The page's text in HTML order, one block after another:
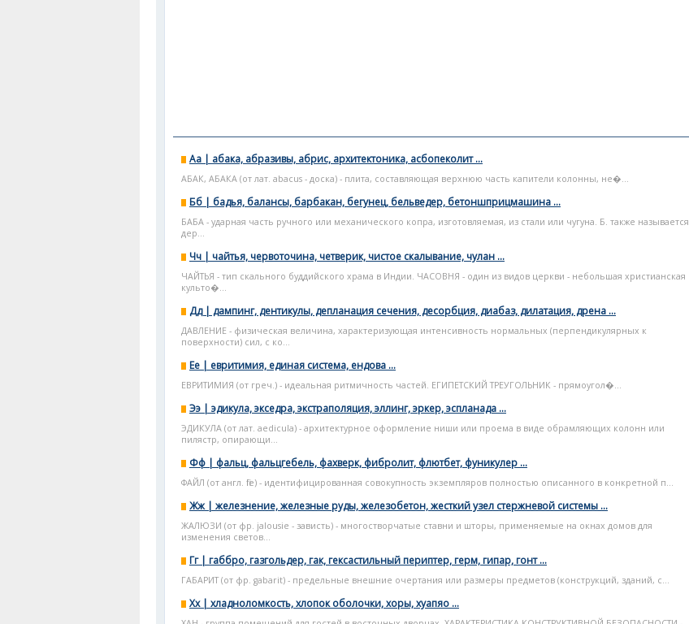
Аа | абака, абразивы, абрис, архитектоника, асбопеколит ...
АБАК, АБАКА (от лат. abacus - доска) - плита, составляющая верхнюю часть капители колонны, не�...
Бб | бадья, балансы, барбакан, бегунец, бельведер, бетоншприцмашина ...
БАБА - ударная часть ручного или механического копра, изготовляемая, из стали или чугуна. Б. также называется
дер...
Чч | чайтья, червоточина, четверик, чистое скалывание, чулан ...
ЧАЙТЬЯ - тип скального буддийского храма в Индии. ЧАСОВНЯ - один из видов церкви - небольшая христианская
культо�...
Дд | дампинг, дентикулы, депланация сечения, десорбция, диабаз, дилатация, дрена ...
ДАВЛЕНИЕ - физическая величина, характеризующая интенсивность нормальных (перпендикулярных к
поверхности) сил, с ко...
Ее | евритимия, единая система, ендова ...
ЕВРИТИМИЯ (от греч.) - идеальная ритмичность частей. ЕГИПЕТСКИЙ ТРЕУГОЛЬНИК - прямоугол�...
Ээ | эдикула, экседра, экстраполяция, эллинг, эркер, эспланада ...
ЭДИКУЛА (от лат. aedicula) - архитектурное оформление ниши или проема в виде обрамляющих колонн или
пилястр, опирающи...
Фф | фальц, фальцгебель, фахверк, фибролит, флютбет, фуникулер ...
ФАЙЛ (от англ. file) - идентифицированная совокупность экземпляров полностью описанного в конкретной п...
Жж | железнение, железные руды, железобетон, жесткий узел стержневой системы ...
ЖАЛЮЗИ (от фр. jalousie - зависть) - многостворчатые ставни и шторы, применяемые на окнах домов для
изменения светов...
Гг | габбро, газгольдер, гак, гексастильный периптер, герм, гипар, гонт ...
ГАБАРИТ (от фр. gabarit) - предельные внешние очертания или размеры предметов (конструкций, зданий, с...
Хх | хладноломкость, хлопок оболочки, хоры, хуапяо ...